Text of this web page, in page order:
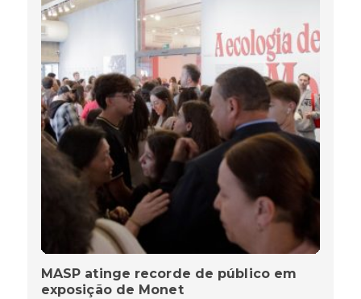
MASP atinge recorde de público em
exposição de Monet